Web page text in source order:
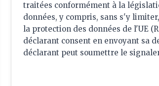
traitées conformément à la
données, y compris, sans s'y
la protection des données de l'UE
déclarant consent en envoyant sa
déclarant peut soumettre le